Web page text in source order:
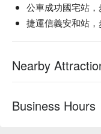
公車成功國宅站
捷運信義安和站
Nearby
Business Hours